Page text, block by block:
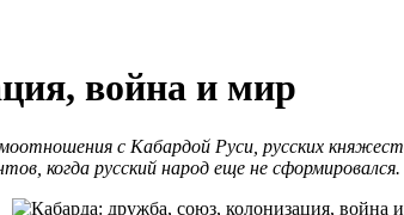
война и мир
с Кабардой Руси, русских
когда русский народ еще не сформировался.